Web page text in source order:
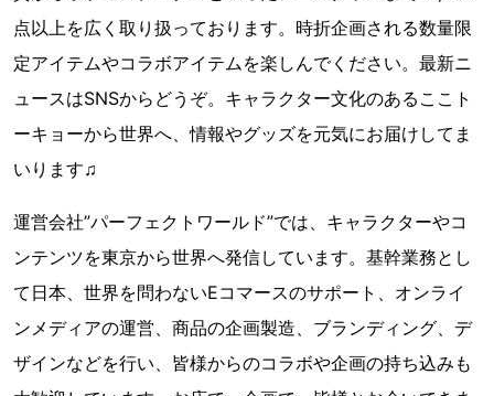
点以上を広く取り扱っております。時折企画される数量限
定アイテムやコラボアイテムを楽しんでください。最新ニ
ュースはSNSからどうぞ。キャラクター文化のあるここト
ーキョーから世界へ、情報やグッズを元気にお届けしてま
いります♫
運営会社”パーフェクトワールド”では、キャラクターやコ
ンテンツを東京から世界へ発信しています。基幹業務とし
て日本、世界を問わないEコマースのサポート、オンライ
ンメディアの運営、商品の企画製造、ブランディング、デ
ザインなどを行い、皆様からのコラボや企画の持ち込みも